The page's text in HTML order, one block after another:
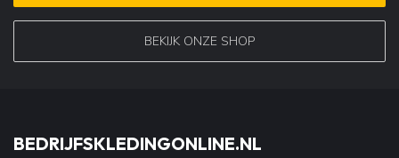
BEKIJK ONZE SHOP
BEDRIJFSKLEDINGONLINE.NL